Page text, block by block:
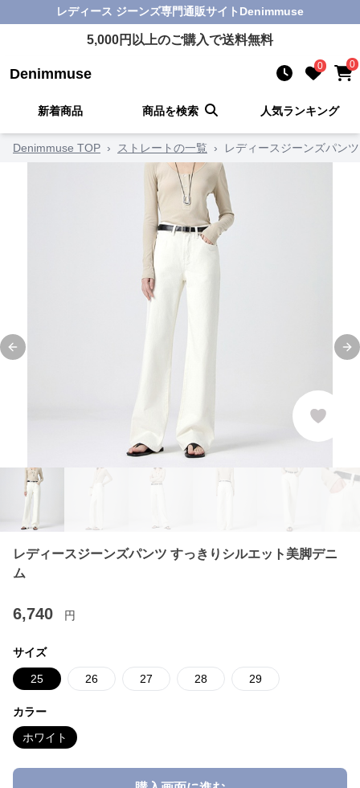
レディース ジーンズ専門通販サイト Denimmuse
5,000円以上のご購入で送料無料
Denimmuse 0 0
新着商品 商品を検索 人気ランキング
Denimmuse TOP › ストレートの一覧 › レディースジーンズパン
Previous slide
レディースジーンズパンツ すっきりシルエット美脚デニ
ム
6,740 円
サイズ
25 26 27 28 29
カラー
ホワイト